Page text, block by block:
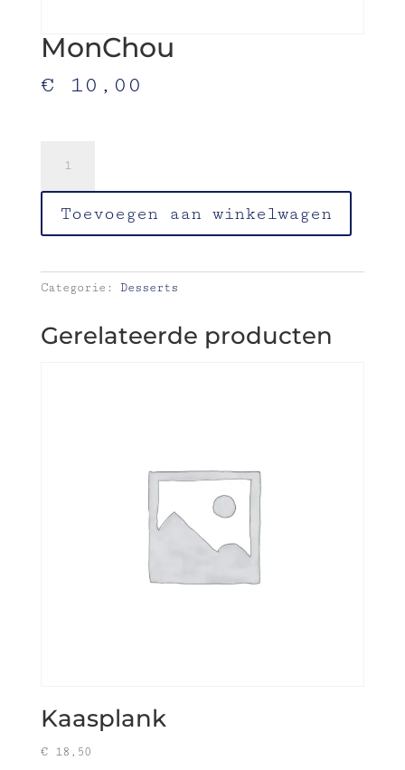
MonChou
€ 10,00
aantal
Toevoegen aan winkelwagen
Categorie: Desserts
Gerelateerde producten
Kaasplank
€18,50